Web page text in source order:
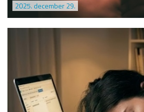
2025. december 29.